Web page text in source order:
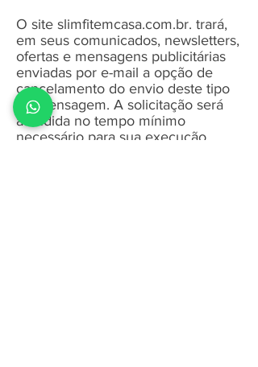
O site slimfitemcasa.com.br. trará,
em seus comunicados, newsletters,
ofertas e mensagens publicitárias
enviadas por e-mail a opção de
cancelamento do envio deste tipo
de mensagem. A solicitação será
atendida no tempo mínimo
necessário para sua execução.